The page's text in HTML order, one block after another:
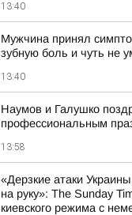
13:40
Мужчина принял
зубную боль и чуть не
13:40
Наумов и Галушко
профессиональным
13:58
«Дерзкие атаки
на руку»: The Sunday
киевского режима с